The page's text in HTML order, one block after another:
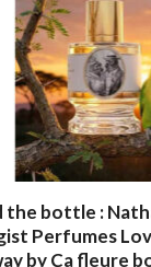
the bottle :
Perfumes
by Ça fleure